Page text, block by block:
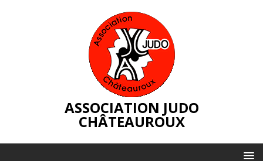
ASSOCIATION JUDO
CHÂTEAUROUX